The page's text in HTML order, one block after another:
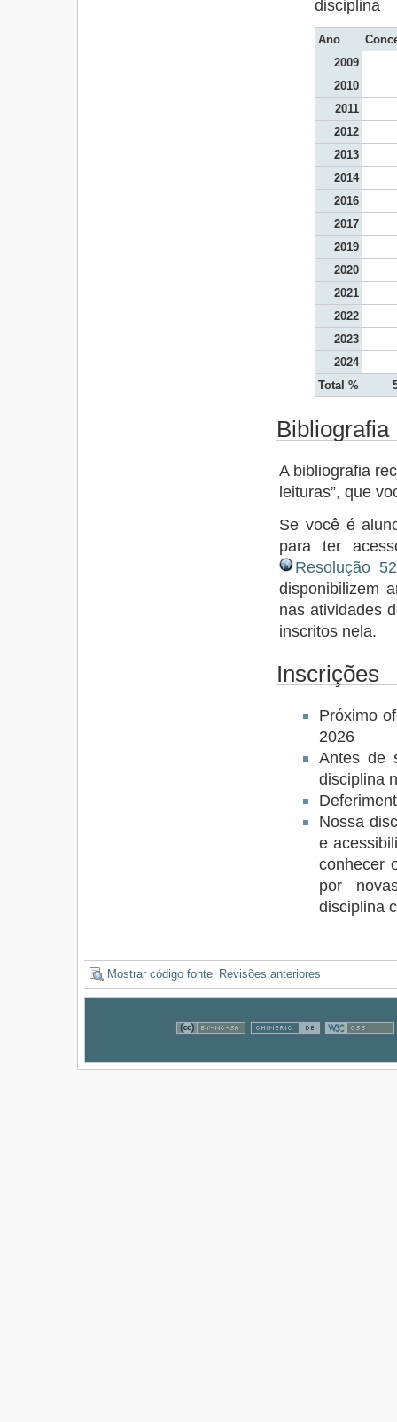
disciplina
Ano
2009
2010
2011
2012
2013
2014
2016
2017
2019
2020
2021
2022
2023
2024
Total %
Bibliografia
A bibliografia
leituras”, que
Se você é
para ter
Resolução
disponibilizem
nas atividades
inscritos nela.
Inscrições
Próximo
2026
Antes de
disciplina
Nossa
e
conhecer
por
disciplina
Mostrar código fonte Revisões anteriores